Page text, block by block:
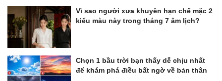
Vì sao người xưa khuyên hạn chế mặc 2
kiểu màu này trong tháng 7 âm lịch?
Chọn 1 bầu trời bạn thấy dễ chịu nhất
để khám phá điều bất ngờ về bản thân